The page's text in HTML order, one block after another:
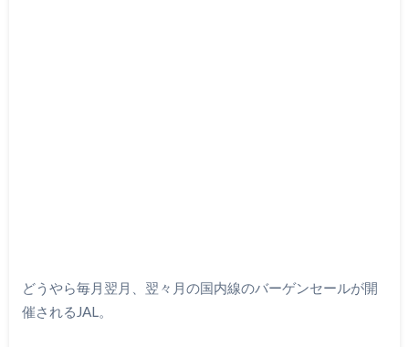
どうやら毎月翌月、翌々月の国内線のバーゲンセールが開
催されるJAL。